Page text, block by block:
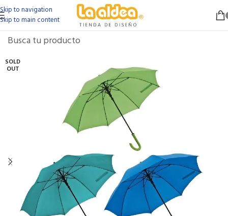
Skip to navigation
Skip to main content
SOLD
OUT